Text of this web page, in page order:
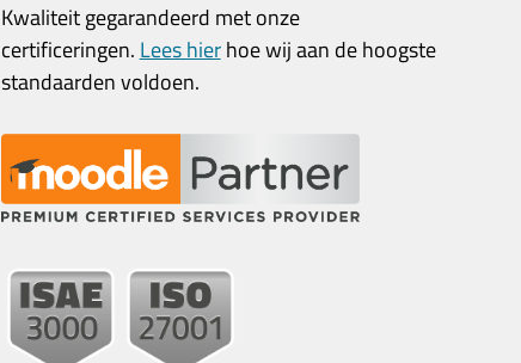
Kwaliteit gegarandeerd met onze
certificeringen. Lees hierhoe wij aan de hoogste
standaarden voldoen.